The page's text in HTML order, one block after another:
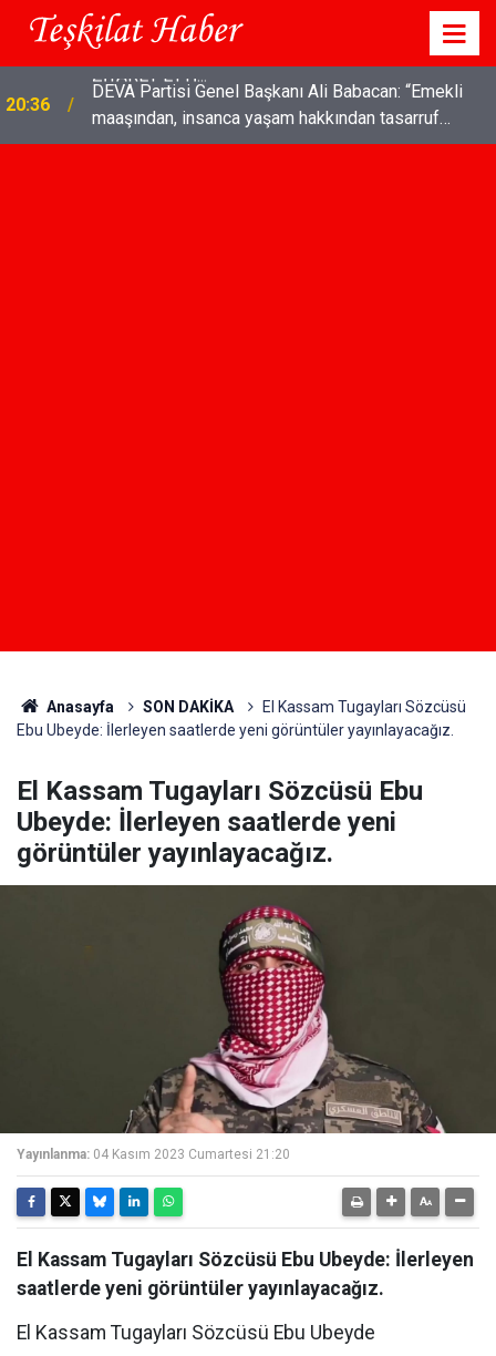
20:36
DEVA Partisi Genel Başkanı Ali Babacan: “Emekli
maaşından, insanca yaşam hakkından tasarruf
olmaz"
Anasayfa SON DAKİKA
El Kassam Tugayları Sözcüsü
Ebu Ubeyde: İlerleyen saatlerde yeni görüntüler yayınlayacağız.
El Kassam Tugayları Sözcüsü Ebu
Ubeyde: İlerleyen saatlerde yeni
görüntüler yayınlayacağız.
Yayınlanma: 04 Kasım 2023 Cumartesi 21:20
El Kassam Tugayları Sözcüsü Ebu Ubeyde: İlerleyen
saatlerde yeni görüntüler yayınlayacağız.
El Kassam Tugayları Sözcüsü Ebu Ubeyde